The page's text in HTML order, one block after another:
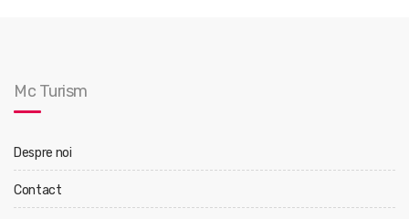
Mc Turism
Despre noi
Contact